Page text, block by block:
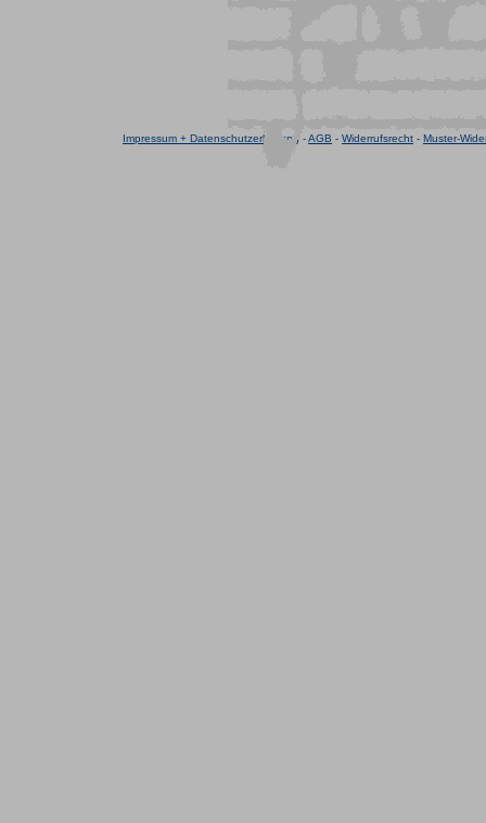
Impressum + Datenschutzerklärung -AGB - Widerrufsrecht - Muster-